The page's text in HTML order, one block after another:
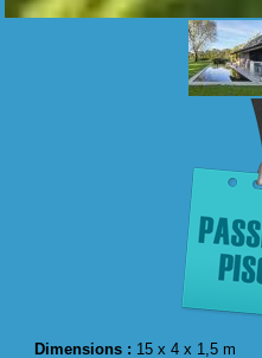
Dimensions : 15 x 4 x 1,5 m